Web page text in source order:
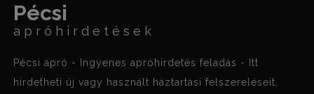
Pécsi
apróhirdetések
Pécsi apró - Ingyenes apróhirdetés feladás - Itt
hirdetheti új vagy használt háztartási felszereléseit,